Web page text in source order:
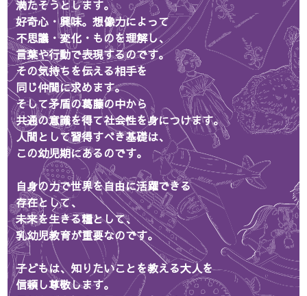
好奇心・興味。想像力によって
不思議・変化・ものを理解し、
言葉や行動で表現するのです。
その気持ちを伝える相手を
同じ仲間に求めます。
そして矛盾の葛藤の中から
共通の意識を得て社会性を身につけます。
人間として習得すべき基礎は、
この幼児期にあるのです。
自身の力で世界を自由に活躍できる
存在として、
未来を生きる糧として、
乳幼児教育が重要なのです。
子どもは、知りたいことを教える大人を
信頼し尊敬します。
子どもが未知の世界に立ち向かうには、